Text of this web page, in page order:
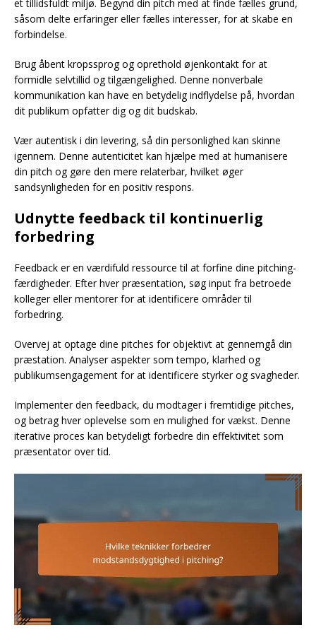
et tillidsfuldt miljø. Begynd din pitch med at finde fælles grund,
såsom delte erfaringer eller fælles interesser, for at skabe en
forbindelse.
Brug åbent kropssprog og oprethold øjenkontakt for at
formidle selvtillid og tilgængelighed. Denne nonverbale
kommunikation kan have en betydelig indflydelse på, hvordan
dit publikum opfatter dig og dit budskab.
Vær autentisk i din levering, så din personlighed kan skinne
igennem. Denne autenticitet kan hjælpe med at humanisere
din pitch og gøre den mere relaterbar, hvilket øger
sandsynligheden for en positiv respons.
Udnytte feedback til kontinuerlig
forbedring
Feedback er en værdifuld ressource til at forfine dine pitching-
færdigheder. Efter hver præsentation, søg input fra betroede
kolleger eller mentorer for at identificere områder til
forbedring.
Overvej at optage dine pitches for objektivt at gennemgå din
præstation. Analyser aspekter som tempo, klarhed og
publikumsengagement for at identificere styrker og svagheder.
Implementer den feedback, du modtager i fremtidige pitches,
og betrag hver oplevelse som en mulighed for vækst. Denne
iterative proces kan betydeligt forbedre din effektivitet som
præsentator over tid.